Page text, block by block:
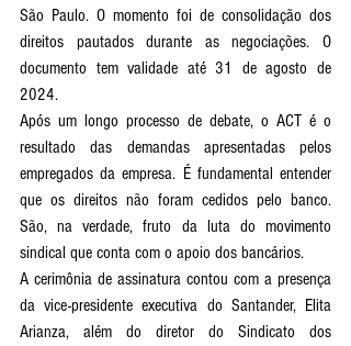
São Paulo. O momento foi de consolidação dos
direitos pautados durante as negociações. O
documento tem validade até 31 de agosto de
2024.
Após um longo processo de debate, o ACT é o
resultado das demandas apresentadas pelos
empregados da empresa. É fundamental entender
que os direitos não foram cedidos pelo banco.
São, na verdade, fruto da luta do movimento
sindical que conta com o apoio dos bancários.
A cerimônia de assinatura contou com a presença
da vice-presidente executiva do Santander, Elita
Arianza, além do diretor do Sindicato dos